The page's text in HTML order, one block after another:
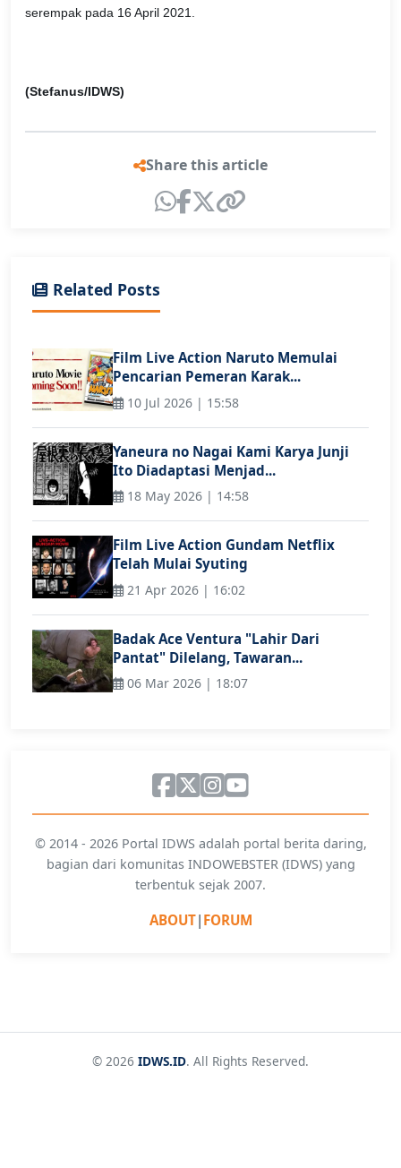
serempak pada 16 April 2021.
(Stefanus/IDWS)
Share this article
Related Posts
Film Live Action Naruto Memulai
Pencarian Pemeran Karak...
10 Jul 2026 | 15:58
Yaneura no Nagai Kami Karya Junji
Ito Diadaptasi Menjad...
18 May 2026 | 14:58
Film Live Action Gundam Netflix
Telah Mulai Syuting
21 Apr 2026 | 16:02
Badak Ace Ventura "Lahir Dari
Pantat" Dilelang, Tawaran...
06 Mar 2026 | 18:07
© 2014 - 2026 Portal IDWS adalah portal berita daring,
bagian dari komunitas INDOWEBSTER (IDWS) yang
terbentuk sejak 2007.
ABOUT| FORUM
© 2026 IDWS.ID. All Rights Reserved.